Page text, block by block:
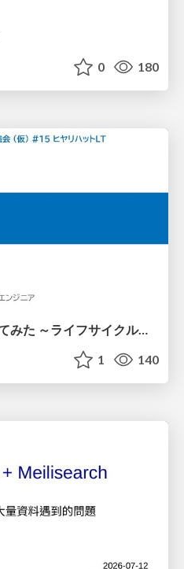
0 180
ITヒヤリハットを整理してみた ～ライフサイクルと原因から考える再発防止策～
1 140